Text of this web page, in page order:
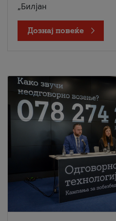
„Билјан
Дознај повеќе